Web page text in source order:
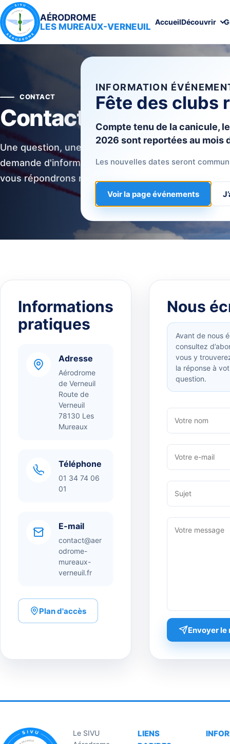
AÉRODROME
LES MUREAUX-VERNEUIL AccueilDécouvrir
INFORMATION
Fête des clubs
Compte tenu de la canicule,
2026 sont reportées au mois
Les nouvelles dates seront
Voir la page événements
CONTACT
Contactez-nous
Une question, une envie de vol ou une
demande d'information ? Écrivez-nous, nous
vous répondrons rapidement.
Informations
pratiques
Adresse
Aérodrome
de Verneuil
Route de
Verneuil
78130 Les
Mureaux
Téléphone
01 34 74 06
01
E-mail
contact@aer
odrome-
mureaux-
verneuil.fr
Plan d'accès
Nous
Avant de nous
consultez
vous y
la réponse à
question.
Envoyer le
Le SIVU
LIENS